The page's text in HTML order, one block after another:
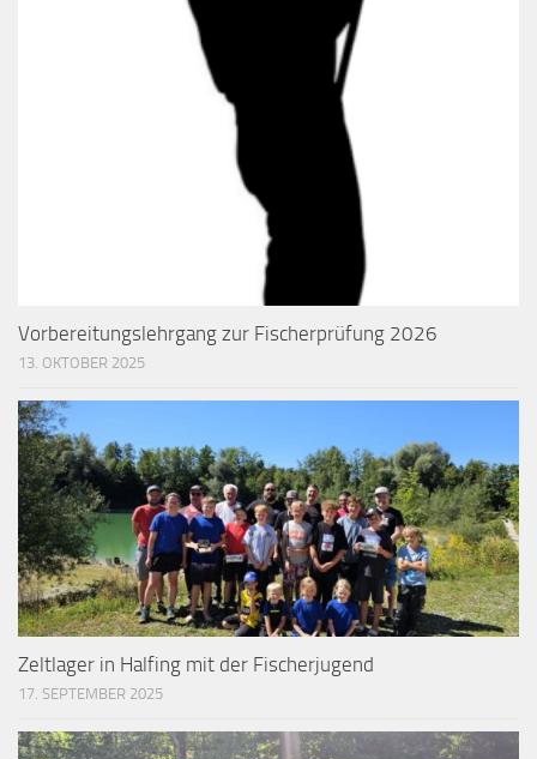
Vorbereitungslehrgang zur Fischerprüfung 2026
13. OKTOBER 2025
Zeltlager in Halfing mit der Fischerjugend
17. SEPTEMBER 2025